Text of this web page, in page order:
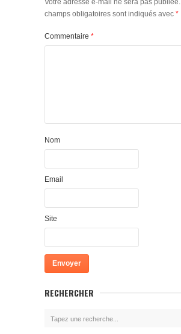
Votre adresse e-mail ne sera pas publiée.
champs obligatoires sont indiqués avec *
Commentaire *
Nom
Email
Site
RECHERCHER